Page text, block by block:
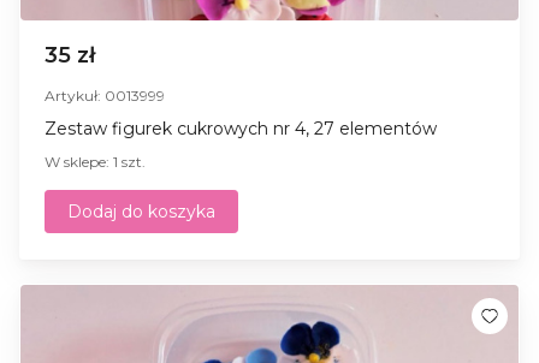
35 zł
Artykuł: 0013999
Zestaw figurek cukrowych nr 4, 27 elementów
W sklepe: 1 szt.
Dodaj do koszyka